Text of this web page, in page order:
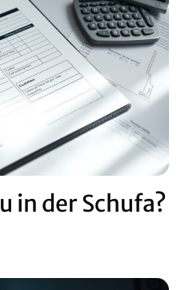
in der Schufa?